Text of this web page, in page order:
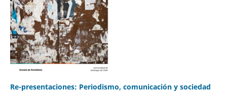
Re-presentaciones: Periodismo, comunicación y sociedad